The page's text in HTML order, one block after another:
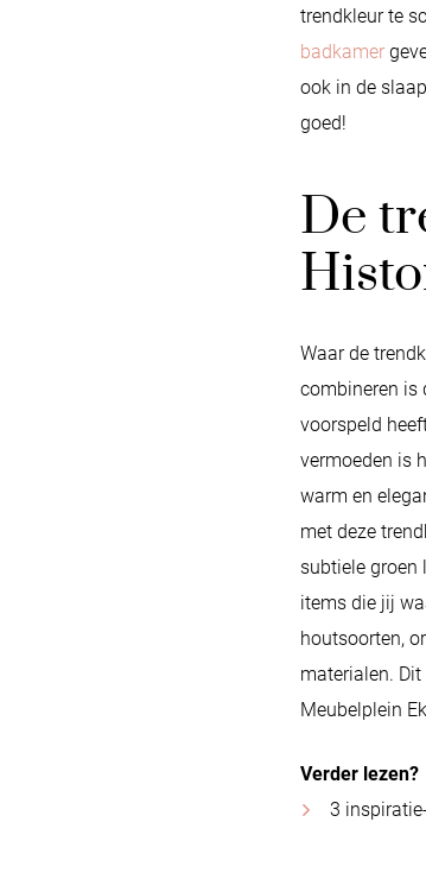
trendkleur te
badkamer
ook in de
goed!
De
Waar de
combineren is
voorspeld
vermoeden is
warm en
met deze
subtiele groen
items die jij
houtsoorten,
materialen.
Meubelplein
Verder lezen?
3